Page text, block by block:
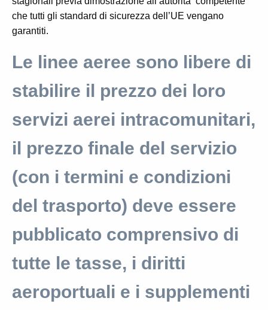
che tutti gli standard di sicurezza dell’UE vengano
garantiti.
Le linee aeree sono libere di
stabilire il prezzo dei loro
servizi aerei intracomunitari,
il prezzo finale del servizio
(con i termini e condizioni
del trasporto) deve essere
pubblicato comprensivo di
tutte le tasse, i diritti
aeroportuali e i supplementi